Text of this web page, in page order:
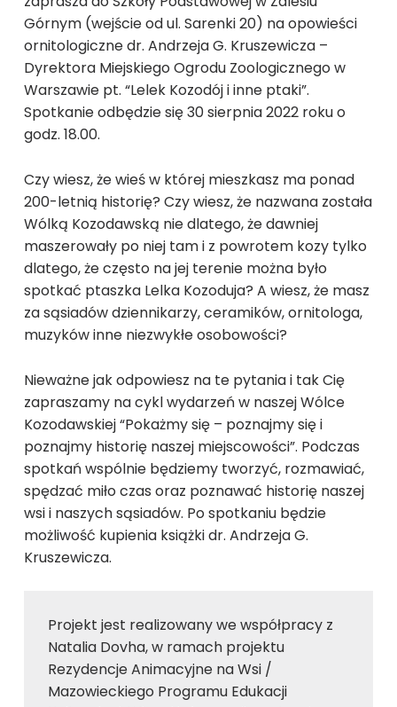
Górnym (wejście od ul. Sarenki 20) na opowieści
ornitologiczne dr. Andrzeja G. Kruszewicza –
Dyrektora Miejskiego Ogrodu Zoologicznego w
Warszawie pt. “Lelek Kozodój i inne ptaki”.
Spotkanie odbędzie się 30 sierpnia 2022 roku o
godz. 18.00.
Czy wiesz, że wieś w której mieszkasz ma ponad
200-letnią historię? Czy wiesz, że nazwana została
Wólką Kozodawską nie dlatego, że dawniej
maszerowały po niej tam i z powrotem kozy tylko
dlatego, że często na jej terenie można było
spotkać ptaszka Lelka Kozoduja? A wiesz, że masz
za sąsiadów dziennikarzy, ceramików, ornitologa,
muzyków inne niezwykłe osobowości?
Nieważne jak odpowiesz na te pytania i tak Cię
zapraszamy na cykl wydarzeń w naszej Wólce
Kozodawskiej “Pokażmy się – poznajmy się i
poznajmy historię naszej miejscowości”. Podczas
spotkań wspólnie będziemy tworzyć, rozmawiać,
spędzać miło czas oraz poznawać historię naszej
wsi i naszych sąsiadów. Po spotkaniu będzie
możliwość kupienia książki dr. Andrzeja G.
Kruszewicza.
Projekt jest realizowany we współpracy z
Natalia Dovha, w ramach projektu
Rezydencje Animacyjne na Wsi /
Mazowieckiego Programu Edukacji